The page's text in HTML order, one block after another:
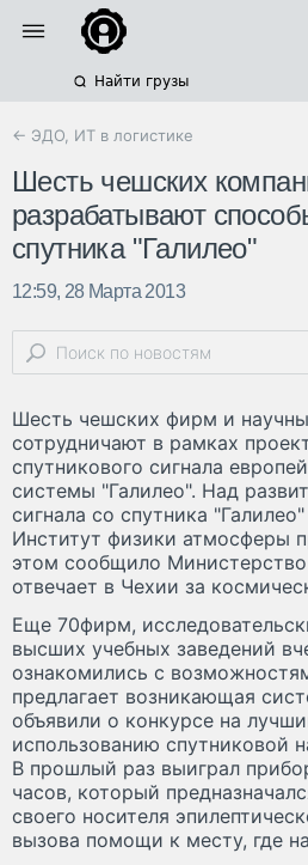
Найти грузы
← ЭДО, ИТ в логистике
Шесть чешских
разрабатывают
спутника "Галилео"
12:59, 28 Марта 2013
Шесть чешских фирм и
сотрудничают в рамках
спутникового сигнала
системы "Галилео". Над
сигнала со спутника
Институт физики атмосферы
этом сообщило
отвечает в Чехии за
Еще 70фирм,
высших учебных заведений
ознакомились с
предлагает возникающая
объявили о конкурсе на
использованию спутниковой
В прошлый раз выиграл
часов, который
своего носителя
вызова помощи к месту, где